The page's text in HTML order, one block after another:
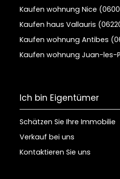
Kaufen wohnung Nice
Kaufen haus Vallauris
Kaufen wohnung Antibes
Kaufen wohnung Juan-les-
Ich bin Eigentümer
Schätzen Sie Ihre Immobilie
Verkauf bei uns
Kontaktieren Sie uns